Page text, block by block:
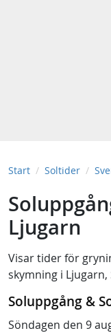
Start Soltider
Ljugarn
Visar tider för
skymning i Ljugarn,
Soluppgång &
Söndagen den 9